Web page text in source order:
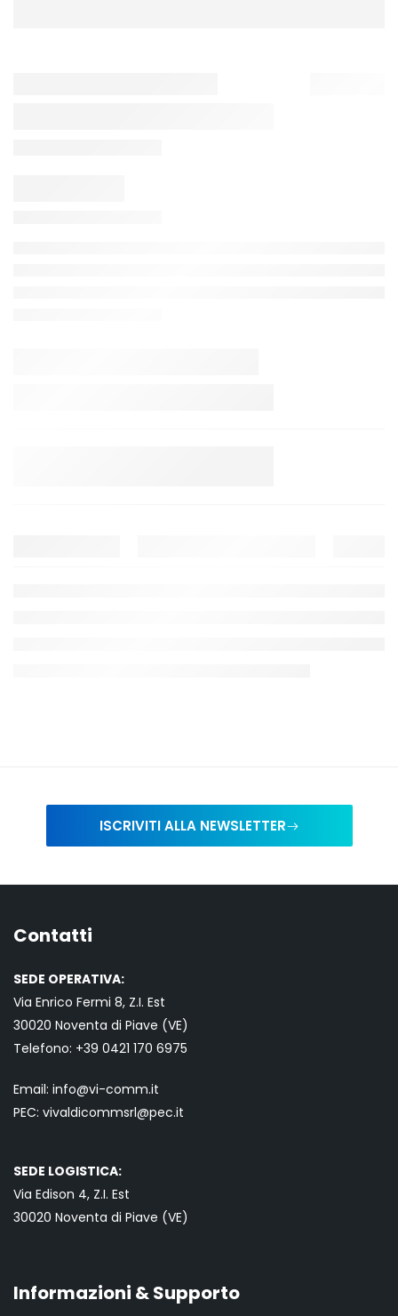
ISCRIVITI ALLA NEWSLETTER
Contatti
SEDE OPERATIVA:
Via Enrico Fermi 8, Z.I. Est
30020 Noventa di Piave (VE)
Telefono: +39 0421 170 6975
Email: info@vi-comm.it
PEC: vivaldicommsrl@pec.it
SEDE LOGISTICA:
Via Edison 4, Z.I. Est
30020 Noventa di Piave (VE)
Informazioni & Supporto